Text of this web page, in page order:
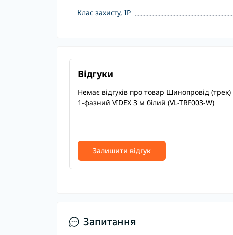
Клас захисту, IP
Відгуки
Немає відгуків про товар Шинопровід (трек)
1-фазний VIDEX 3 м білий (VL-TRF003-W)
Залишити відгук
Запитання